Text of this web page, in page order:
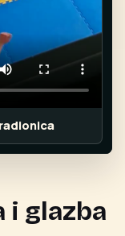
i glazba